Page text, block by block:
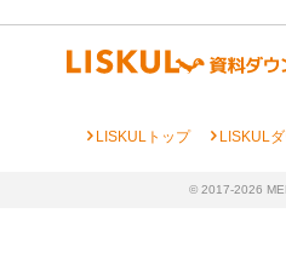
chevron_rightLISKULトップ chevron_rightLISKUL
© 2017-2026